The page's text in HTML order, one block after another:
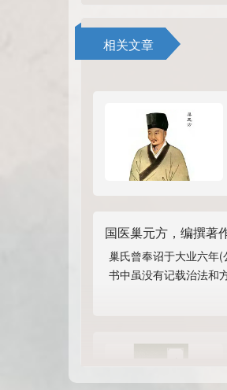
相关文章
国医巢元方，编撰著
巢氏曾奉诏于大业六年
书中虽没有记载治法和
疥疤的病源，它藏在